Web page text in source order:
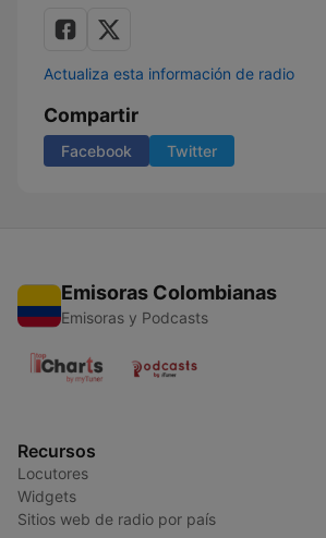
Actualiza esta información de radio
Compartir
Facebook Twitter
Emisoras Colombianas
Emisoras y Podcasts
Recursos
Locutores
Widgets
Sitios web de radio por país